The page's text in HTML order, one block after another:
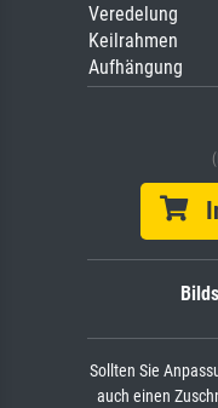
Veredelung
Keilrahmen
Aufhängung
In
Sollten Sie
auch einen